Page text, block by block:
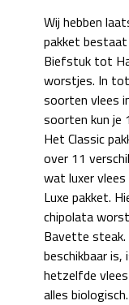
Wij hebben
pakket
Biefstuk tot
worstjes. In
soorten vlees
soorten kun je
Het Classic
over 11
wat luxer
Luxe pakket.
chipolata
Bavette
beschikbaar
hetzelfde
alles biologisch.